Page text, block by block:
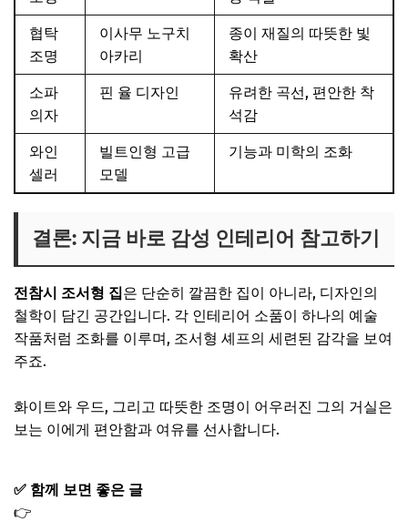
협탁
조명
이사무 노구치
아카리
종이 재질의 따뜻한 빛
확산
소파
의자
핀 율 디자인
유려한 곡선, 편안한 착
석감
와인
셀러
빌트인형 고급
모델
기능과 미학의 조화
결론: 지금 바로 감성 인테리어 참고하기
전참시 조서형 집은 단순히 깔끔한 집이 아니라, 디자인의
철학이 담긴 공간입니다. 각 인테리어 소품이 하나의 예술
작품처럼 조화를 이루며, 조서형 셰프의 세련된 감각을 보여
주죠.
화이트와 우드, 그리고 따뜻한 조명이 어우러진 그의 거실은
보는 이에게 편안함과 여유를 선사합니다.
✅ 함께 보면 좋은 글
👉